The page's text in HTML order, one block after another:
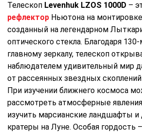
Телескоп Levenhuk LZOS 1000D –
рефлектор Ньютона на монтировке
созданный на легендарном
оптического стекла. Благодаря
главному зеркалу, телескоп
наблюдателем удивительный мир
от рассеянных звездных
При изучении ближнего космоса
рассмотреть атмосферные явления
изучить марсианские ландшафты
кратеры на Луне. Особая гордость